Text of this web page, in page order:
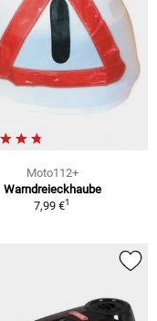
Moto112+
Warndreieckhaube
7,99 €1